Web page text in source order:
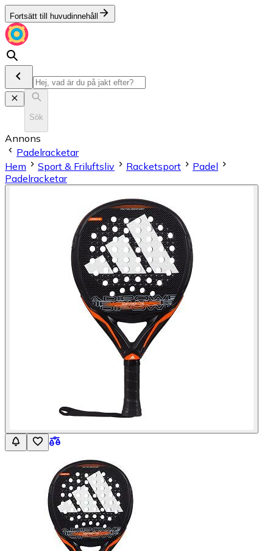
Fortsätt till huvudinnehåll
Sök
Annons
Padelracketar
Hem
Sport & Friluftsliv Racketsport
Padel
Padelracketar